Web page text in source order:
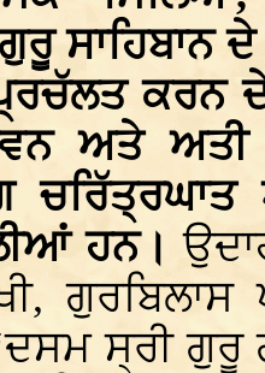
ਸਾਹਿਬਾਨ
ਕਰਨ
ਅਤੇ ਅਤੀ
ਚਰਿੱਤ੍ਰਘਾਤ
ਹਨ।
ਗੁਰਬਿਲਾਸ
ਸ੍ਰੀ